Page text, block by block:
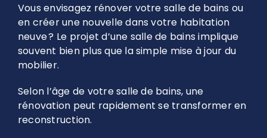
Vous envisagez rénover votre salle de bains ou
en créer une nouvelle dans votre habitation
neuve ? Le projet d’une salle de bains implique
souvent bien plus que la simple mise à jour du
mobilier.
Selon l’âge de votre salle de bains, une
rénovation peut rapidement se transformer en
reconstruction.